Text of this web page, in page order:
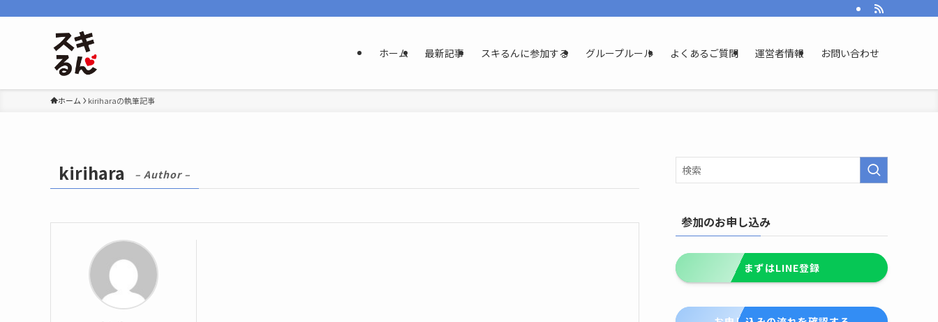
ホーム 最新記事 スキるんに参加する グループルール よくあるご質問 運営者情報 お問い合わせ
ホーム kiriharaの執筆記事
kirihara – Author –
参加のお申し込み
まずはLINE登録